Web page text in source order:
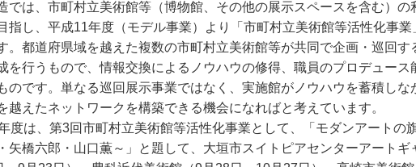
ワーク
では、市町村立美術館等（博物館、その他の展示スペースを含む）の
指し、平成11年度（モデル事業）より「市町村立美術館等活性化事業
。都道府県域を越えた複数の市町村立美術館等が共同で企画・巡回す
を行うもので、情報交換によるノウハウの修得、職員のプロデュース
のです。単なる巡回展示事業ではなく、実施館がノウハウを蓄積しな
越えたネットワークを構築できる機会になればと考えています。
度は、第3回市町村立美術館等活性化事業として、「モダンアートの
矢橋六郎・山口薫～」と題して、大垣市スイトピアセンターアートギ